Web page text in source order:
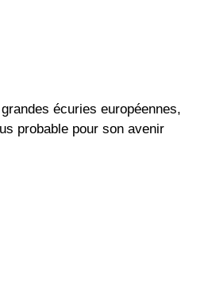
écuries européennes,
probable pour son avenir